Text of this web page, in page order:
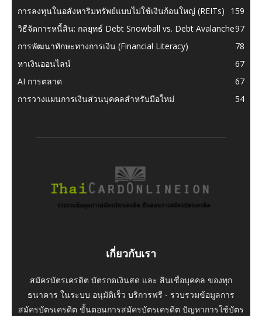
การลงทุนในอสังหาริมทรัพย์แบบไม่ใช้เงินก้อนใหญ่ (REITs)
159
วิธีจัดการหนี้สิน: กลยุทธ์ Debt Snowball vs. Debt Avalanche97
การพัฒนาทักษะทางการเงิน (Financial Literacy)
78
หาเงินออนไลน์
67
AI การตลาด
67
การวางแผนการเงินส่วนบุคคลสำหรับมือใหม่
54
เกี่ยวกับเรา
สมัครบัตรเครดิต บัตรกดเงินสด และ สินเชื่อบุคคล ของทุก
ธนาคาร ในระบบ อนุมัติเร็ว บริการฟรี - รวบรวมข้อมูลการ
สมัครบัตรเครดิต ขั้นตอนการสมัครบัตรเครดิต ปัญหาการใช้บัตร